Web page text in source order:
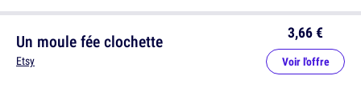
Un moule fée clochette
Etsy
3,66 €
Voir l'offre